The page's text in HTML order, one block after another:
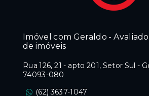
Imóvel com Geraldo -
de imóveis
Rua 126, 21 - apto 201, Setor Sul -
74093-080
(62) 3637-1047